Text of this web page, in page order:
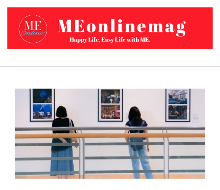
Skip
content
Primary